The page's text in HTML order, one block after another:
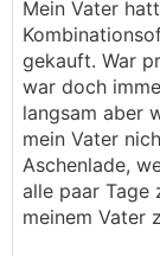
Mein Vater
gekauft. War
war doch
langsam aber
mein Vater
Aschenlade,
alle paar Tage
meinem Vater